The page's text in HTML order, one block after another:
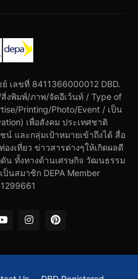
เลขที่ 8411366000012 DBD.
งพิมพ์/ภาพ/จัดอีเว้นท์ / Type of
Printing/Photo/Event / เป็น
เพื่อสังคม ประเทศชาติ
และกลุ่มเป้าหมายเข้าถึงได้ สื่อ
งเที่ยว ข่าวสารต่างๆให้เกิดผลดี
น ทั้งทางด้านเศรษกิจ วัฒนธรรม
นสมาชิก DEPA Member